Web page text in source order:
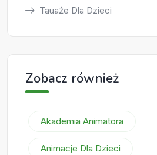
Tauaże Dla Dzieci
Zobacz również
Akademia Animatora
Animacje Dla Dzieci